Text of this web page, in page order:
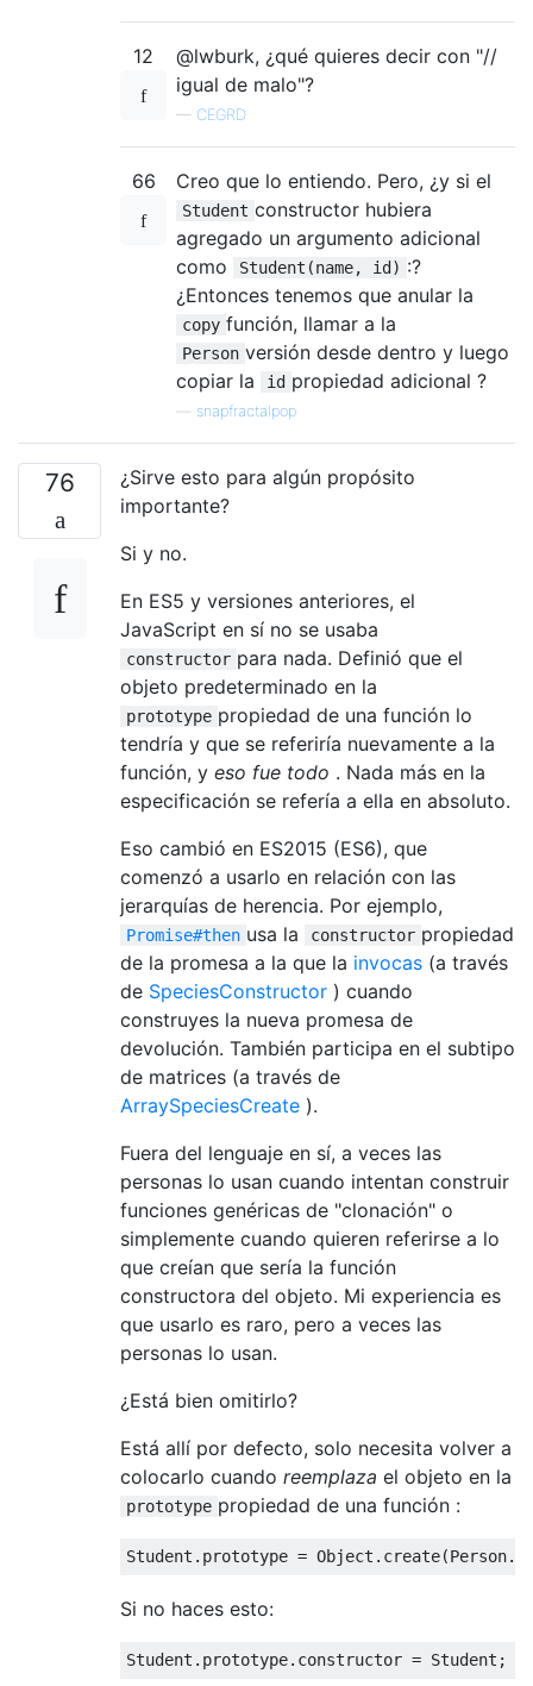
12
@lwburk, ¿qué quieres decir con "//
igual de malo"?
— CEGRD
66 Creo que lo entiendo. Pero, ¿y si el
Student constructor hubiera
agregado un argumento adicional
como
Student(name, id) :?
¿Entonces tenemos que anular la
copy función, llamar a la
Person versión desde dentro y luego
copiar la
id propiedad adicional ?
snapfractalpop
76
¿Sirve esto para algún propósito
importante?
Si y no.
En ES5 y versiones anteriores, el
JavaScript en sí no se usaba
constructor para nada. Definió que el
objeto predeterminado en la
prototype propiedad de una función lo
tendría y que se referiría nuevamente a la
función, y eso fue todo . Nada más en la
especificación se refería a ella en absoluto.
Eso cambió en ES2015 (ES6), que
comenzó a usarlo en relación con las
jerarquías de herencia. Por ejemplo,
Promise#then usa la constructor propiedad
de la promesa a la que la invocas (a través
de SpeciesConstructor ) cuando
construyes la nueva promesa de
devolución. También participa en el subtipo
de matrices (a través de
ArraySpeciesCreate ).
Fuera del lenguaje en sí, a veces las
personas lo usan cuando intentan construir
funciones genéricas de "clonación" o
simplemente cuando quieren referirse a lo
que creían que sería la función
constructora del objeto. Mi experiencia es
que usarlo es raro, pero a veces las
personas lo usan.
¿Está bien omitirlo?
Está allí por defecto, solo necesita volver a
colocarlo cuando reemplaza el objeto en la
prototype propiedad de una función :
Student . prototype = Object . create(Person.
Si no haces esto:
Student . prototype. constructor = Student ;